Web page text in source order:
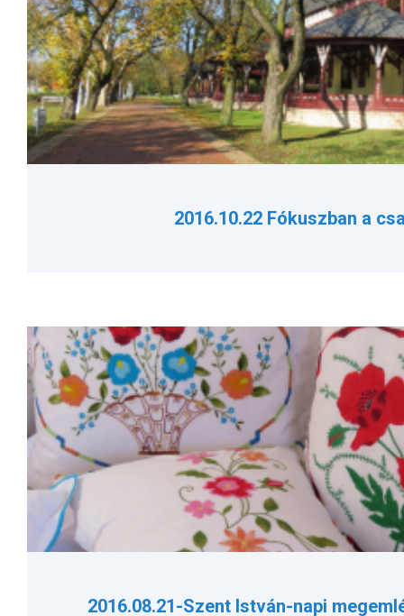
2016.10.22 Fókuszban a
2016.08.21-Szent István-napi